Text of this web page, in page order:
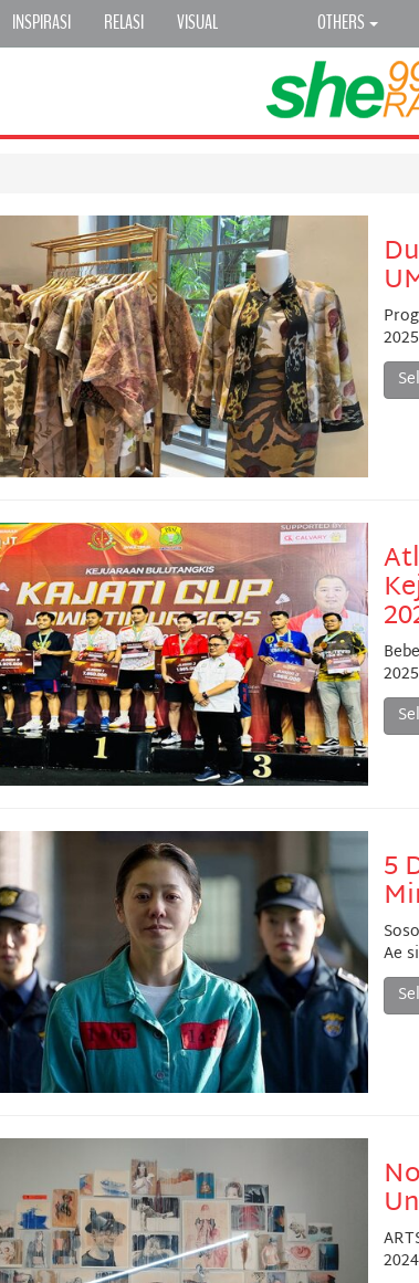
INSPIRASI RELASI VISUAL OTHERS
2025
5
Ae